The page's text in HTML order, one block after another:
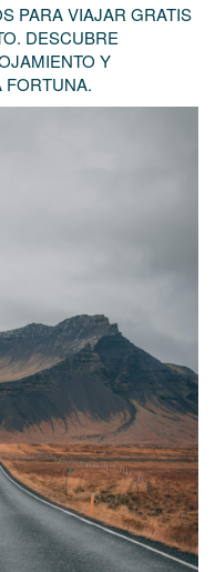
PARA VIAJAR GRATIS
DESCUBRE
Y
FORTUNA.